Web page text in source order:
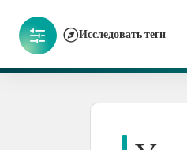
Исследовать теги